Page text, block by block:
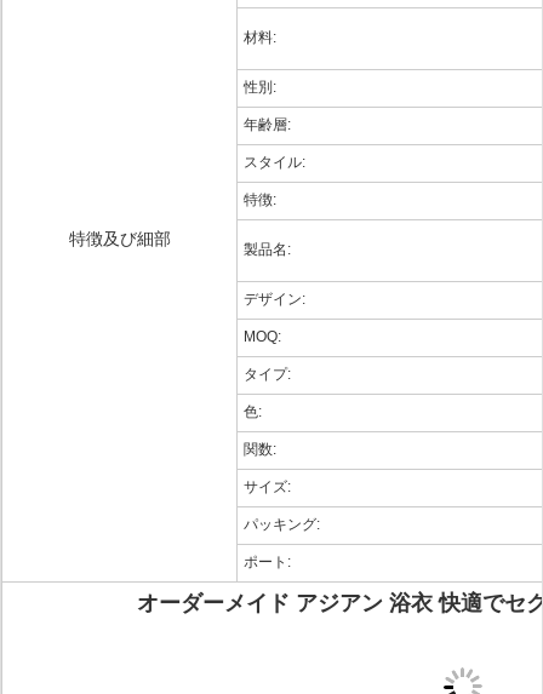
特徴及び細部
材料:
性別:
年齢層:
スタイル:
特徴:
製品名:
デザイン:
MOQ:
タイプ:
色:
関数:
サイズ:
パッキング:
ポート:
オーダーメイド アジアン 浴衣 快適でセ